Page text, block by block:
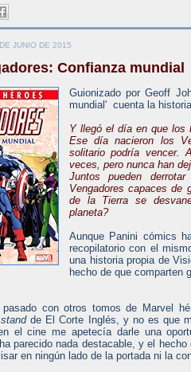
JUNIO DE 2015
Confianza mundial
Guionizado por Geoff
mundial' cuenta la
Y llegó el día en que los
Ese día nacieron los
solitario podría vencer.
veces, pero nunca han
Juntos pueden
Vengadores capaces de
de la Tierra se
planeta?
Aunque Panini cómics
recopilatorio con el
una historia propia de
hecho de que comparten
con otros tomos de Marvel
standde El Corte Inglés, y no es que
el cine me apetecía darle una
parecido nada destacable, y el
en ningún lado de la portada ni la